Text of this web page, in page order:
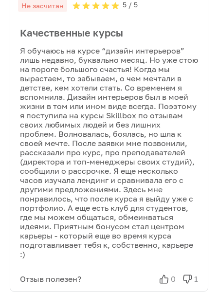
Не засчитан 5/ 5
Качественные курсы
Я обучаюсь на курсе “дизайн интерьеров”
лишь недавно, буквально месяц. Но уже стою
на пороге большого счастья! Когда мы
вырастаем, то забываем, о чем мечтали в
детстве, кем хотели стать. Со временем я
вспомнила. Дизайн интерьеров был в моей
жизни в том или ином виде всегда. Поээтому
я поступила на курсы Skillbox по отзывам
своих любимых людей и без лишних
проблем. Волновалась, боялась, но шла к
своей мечте. После заявки мне позвонили,
рассказали про курс, про преподавателей
(директора и топ-менеджеры своих студий),
сообщили о рассрочке. Я еще несколько
часов изучала лендинг и сравнивала его с
другими предложениями. Здесь мне
понравилось, что после курса я выйду уже с
портфолио. А еще есть клуб для студентов,
где мы можем общаться, обмеинваться
идеями. Приятным бонусом стал центром
карьеры - который еще во время курса
подготавливает тебя к, собственно, карьере
:)
Отзыв полезен? 0 1